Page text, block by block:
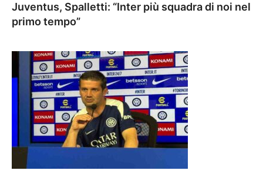
Juventus, Spalletti: “Inter più squadra di noi nel
primo tempo”